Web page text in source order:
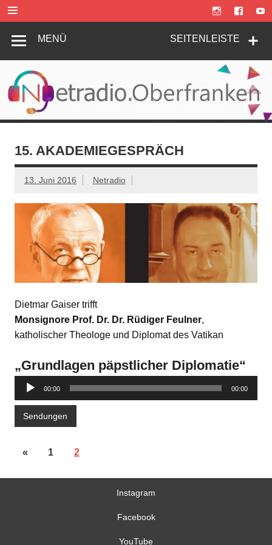
Inhalt
springen
SEITENLEISTE
MENÜ
15. AKADEMIEGESPRÄCH
13. Juni 2016 Netradio
Dietmar Gaiser trifft
Monsignore Prof. Dr. Dr. Rüdiger Feulner,
katholischer Theologe und Diplomat des Vatikan
„Grundlagen päpstlicher Diplomatie“
Audio-
Player
00:00 00:00
Sendungen
« 1 2
Instagram
Facebook
YouTube